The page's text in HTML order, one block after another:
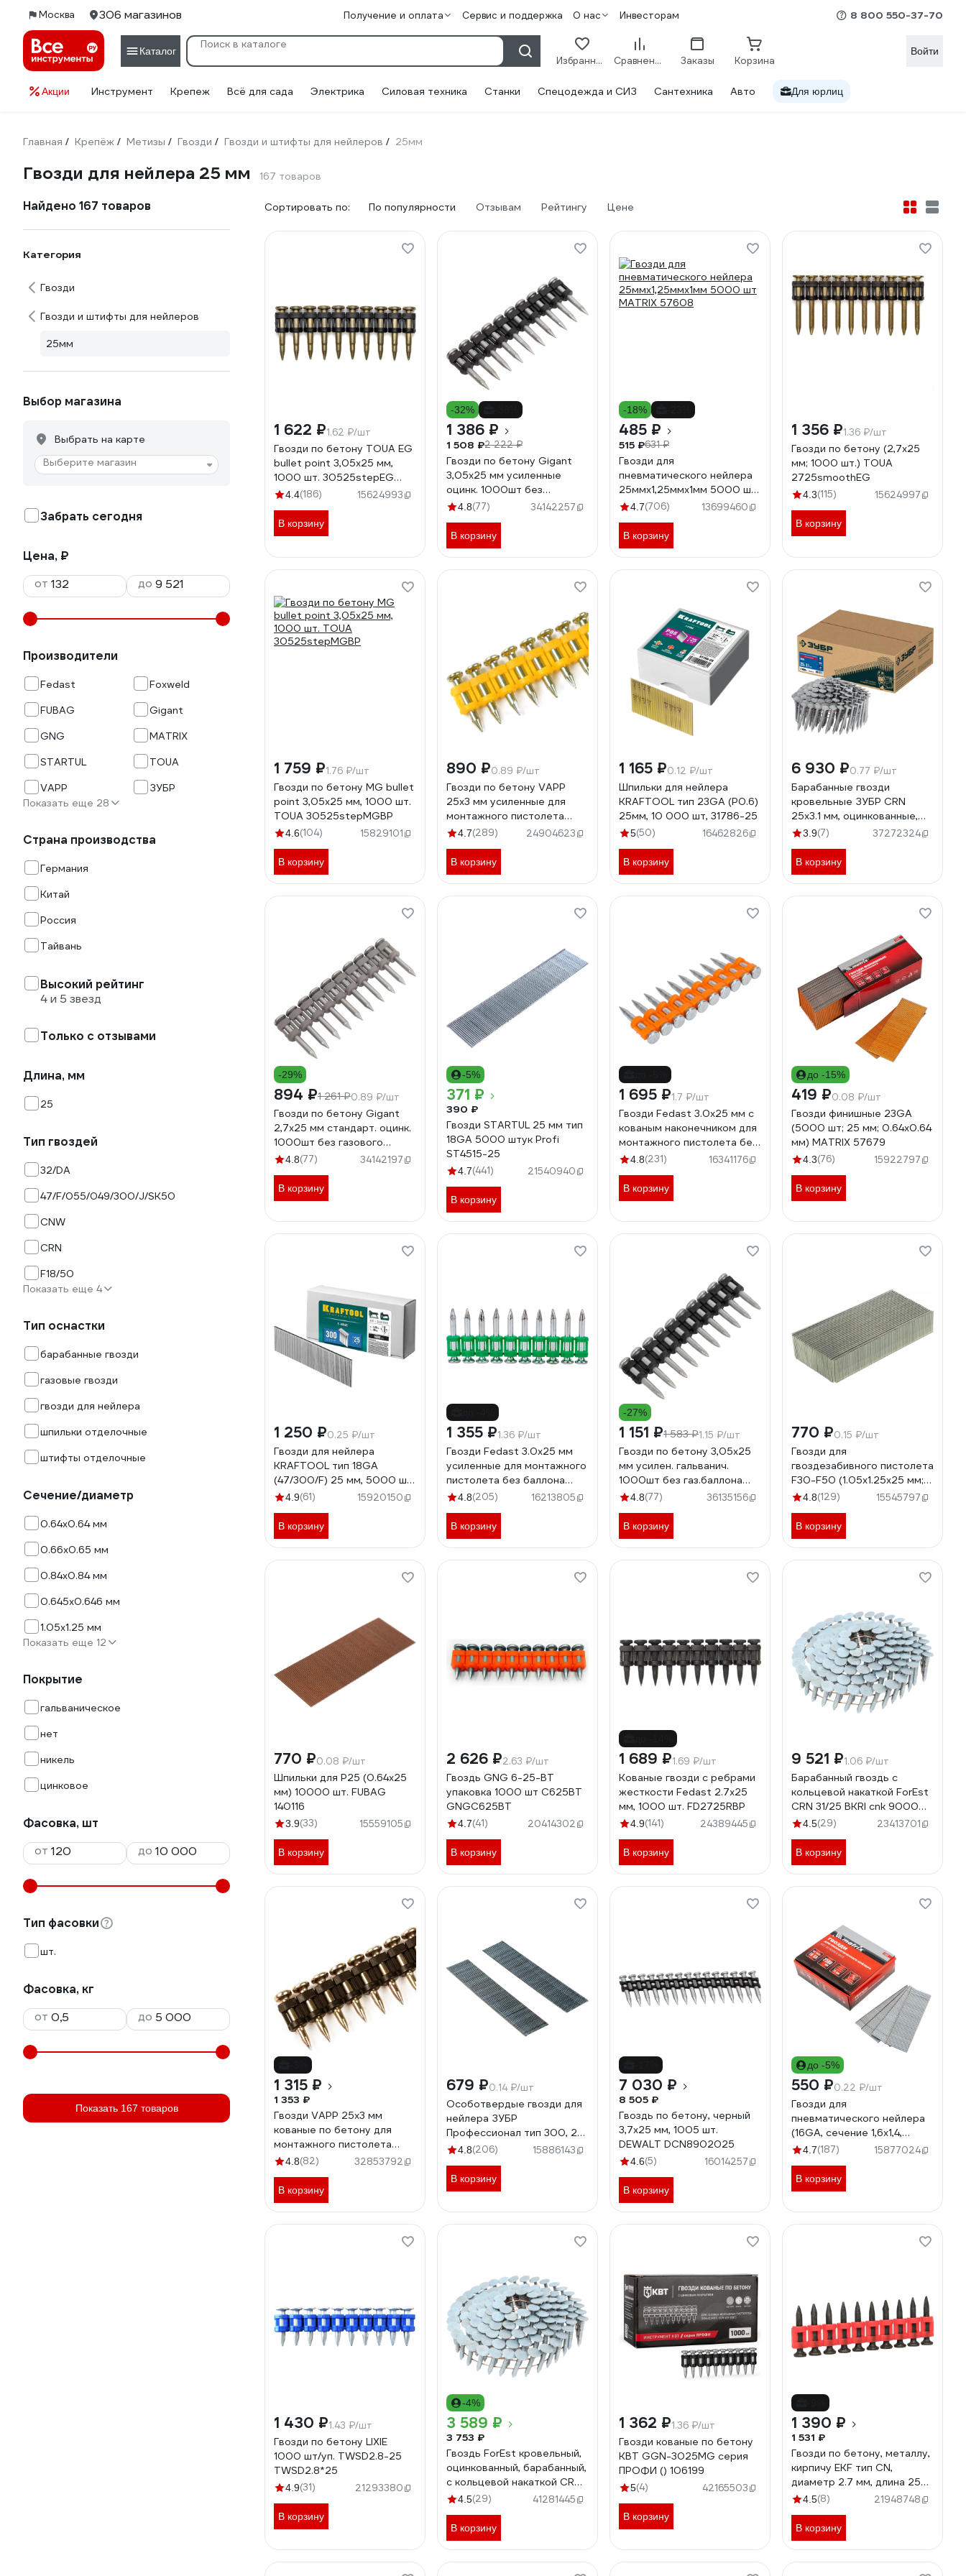
Москва 306 магазинов Получение и оплата Сервис и поддержка О нас Инвесторам 8 800 550-37-70
Каталог
Избранное Сравнение Заказы Корзина
Войти
Акции Инструмент Крепеж Всё для сада Электрика Силовая техника Станки Спецодежда и СИЗ Сантехника Авто Для юрлиц
Главная / Крепёж / Метизы / Гвозди / Гвозди и штифты для нейлеров / 25мм
Гвозди для нейлера 25 мм 167 товаров
Найдено 167 товаров
Категория
Гвозди
Гвозди и штифты для нейлеров
25мм
Выбор магазина
Выбрать на карте
Выберите магазин
Забрать сегодня
Цена, ₽
от
до
Производители
Fedast
Foxweld
FUBAG
Gigant
GNG
MATRIX
STARTUL
TOUA
VAPP
ЗУБР
Показать еще 28
Страна производства
Германия
Китай
Россия
Тайвань
Высокий рейтинг
4 и 5 звезд
Только с отзывами
Длина, мм
25
Тип гвоздей
32/DA
47/F/055/049/300/J/SK50
CNW
CRN
F18/50
Показать еще 4
Тип оснастки
барабанные гвозди
газовые гвозди
гвозди для нейлера
шпильки отделочные
штифты отделочные
Сечение/диаметр
0.64х0.64 мм
0.66х0.65 мм
0.84х0.84 мм
0.645х0.646 мм
1.05x1.25 мм
Показать еще 12
Покрытие
гальваническое
нет
никель
цинковое
Фасовка, шт
от
до
Тип фасовки
шт.
Фасовка, кг
от
до
Показать 167 товаров
Сортировать по: По популярности Отзывам Рейтингу Цене
1 622 ₽1.62 ₽/шт
Гвозди по бетону TOUA EG
bullet point 3,05х25 мм,
1000 шт. 30525stepEG
30525stepEGBP
4.4(186) 15624993
В корзину
-32%
1 386 ₽
1 508 ₽2 222 ₽
Гвозди по бетону Gigant
3,05x25 мм усиленные
оцинк. 1000шт без
газового баллона GGN-
4.8(77) 34142257
В корзину
-18%
485 ₽
515 ₽631 ₽
Гвозди для
пневматического нейлера
25ммх1,25ммх1мм 5000 шт
MATRIX 57608
4.7(706) 13699460
В корзину
1 356 ₽1.36 ₽/шт
Гвозди по бетону (2,7х25
мм; 1000 шт.) TOUA
2725smoothEG
4.3(115) 15624997
В корзину
1 759 ₽1.76 ₽/шт
Гвозди по бетону MG bullet
point 3,05x25 мм, 1000 шт.
TOUA 30525stepMGBP
4.6(104) 15829101
В корзину
890 ₽0.89 ₽/шт
Гвозди по бетону VAPP
25x3 мм усиленные для
монтажного пистолета
VAPP.CN325
4.7(289) 24904623
В корзину
1 165 ₽0.12 ₽/шт
Шпильки для нейлера
KRAFTOOL тип 23GA (P0.6)
25мм, 10 000 шт, 31786-25
5(50) 16462826
В корзину
6 930 ₽0.77 ₽/шт
Барабанные гвозди
кровельные ЗУБР CRN
25x3.1 мм, оцинкованные,
9000 шт 305385-25
3.9(7) 37272324
В корзину
-29%
894 ₽1 261 ₽0.89 ₽/шт
Гвозди по бетону Gigant
2,7x25 мм стандарт. оцинк.
1000шт без газового
баллона GGN-2725-S
4.8(77) 34142197
В корзину
-5%
371 ₽
390 ₽
Гвозди STARTUL 25 мм тип
18GA 5000 штук Profi
ST4515-25
4.7(441) 21540940
В корзину
1 695 ₽1.7 ₽/шт
Гвозди Fedast 3.0х25 мм с
кованым наконечником для
монтажного пистолета без
баллона fd3025mgbp
4.8(231) 16341176
В корзину
до -15%
419 ₽0.08 ₽/шт
Гвозди финишные 23GA
(5000 шт; 25 мм; 0.64х0.64
мм) MATRIX 57679
4.3(76) 15922797
В корзину
1 250 ₽0.25 ₽/шт
Гвозди для нейлера
KRAFTOOL тип 18GA
(47/300/F) 25 мм, 5000 шт,
31785-25
4.9(61) 15920150
В корзину
1 355 ₽1.36 ₽/шт
Гвозди Fedast 3.0х25 мм
усиленные для монтажного
пистолета без баллона
fd3025eg
4.8(205) 16213805
В корзину
-27%
1 151 ₽1 583 ₽1.15 ₽/шт
Гвозди по бетону 3,05x25
мм усилен. гальванич.
1000шт без газ.баллона
Gigant GGN-30525-PG
4.8(77) 36135156
В корзину
770 ₽0.15 ₽/шт
Гвозди для
гвоздезабивного пистолета
F30-F50 (1.05х1.25х25 мм;
5000 шт.) FUBAG 140120
4.8(129) 15545797
В корзину
770 ₽0.08 ₽/шт
Шпильки для P25 (0.64х25
мм) 10000 шт. FUBAG
140116
3.9(33) 15559105
В корзину
2 626 ₽2.63 ₽/шт
Гвоздь GNG 6-25-BT
упаковка 1000 шт C625BT
GNGC625BT
4.7(41) 20414302
В корзину
1 689 ₽1.69 ₽/шт
Кованые гвозди с ребрами
жесткости Fedast 2.7х25
мм, 1000 шт. FD2725RBP
4.9(141) 24389445
В корзину
9 521 ₽1.06 ₽/шт
Барабанный гвоздь с
кольцевой накаткой ForEst
CRN 31/25 BKRI cnk 9000
шт. МБ000010186
4.5(29) 23413701
В корзину
1 315 ₽
1 353 ₽
Гвозди VAPP 25x3 мм
кованые по бетону для
монтажного пистолета
VAPP.BP325
4.8(82) 32853792
В корзину
679 ₽0.14 ₽/шт
Особотвердые гвозди для
нейлера ЗУБР
Профессионал тип 300, 25
мм, 5000 шт. 31830-25
4.8(206) 15886143
В корзину
7 030 ₽
8 505 ₽
Гвоздь по бетону, черный
3,7х25 мм, 1005 шт.
DEWALT DCN8902025
4.6(5) 16014257
В корзину
до -5%
550 ₽0.22 ₽/шт
Гвозди для
пневматического нейлера
(16GA, сечение 1,6х1,4,
длина 25 мм, 2500 шт.)
4.7(187) 15877024
В корзину
1 430 ₽1.43 ₽/шт
Гвозди по бетону LIXIE
1000 шт/уп. TWSD2.8-25
TWSD2.8*25
4.9(31) 21293380
В корзину
-4%
3 589 ₽
3 753 ₽
Гвоздь ForEst кровельный,
оцинкованный, барабанный,
с кольцевой накаткой CRN
31/25 цинк 2880шт
4.5(29) 41281445
В корзину
1 362 ₽1.36 ₽/шт
Гвозди кованые по бетону
КВТ GGN-3025MG серия
ПРОФИ () 106199
5(4) 42165503
В корзину
1 390 ₽
1 531 ₽
Гвозди по бетону, металлу,
кирпичу EKF тип CN,
диаметр 2.7 мм, длина 25
мм, 1000 шт. cpn-2725bg
4.5(8) 21948748
В корзину